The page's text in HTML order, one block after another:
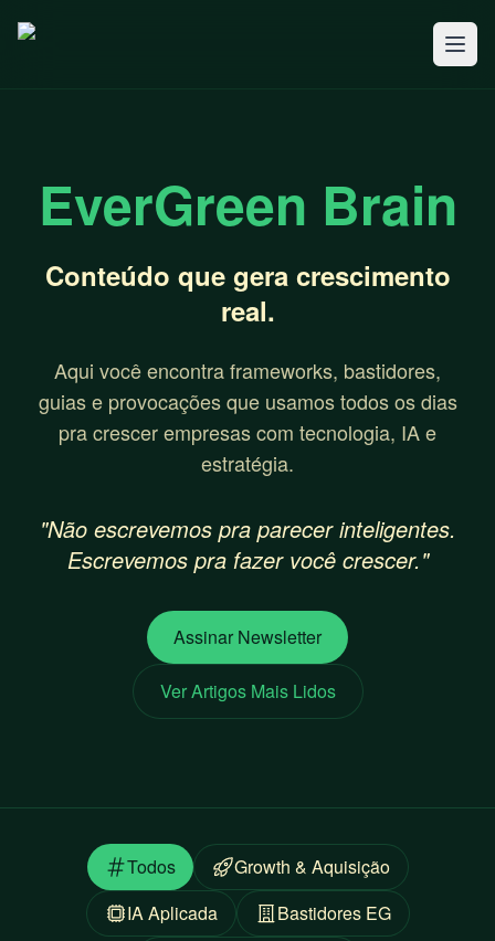
EverGreen Brain
Conteúdo que gera crescimento
real.
Aqui você encontra frameworks, bastidores,
guias e provocações que usamos todos os dias
pra crescer empresas com tecnologia, IA e
estratégia.
"Não escrevemos pra parecer inteligentes.
Escrevemos pra fazer você crescer."
Assinar Newsletter
Ver Artigos Mais Lidos
Todos
Growth & Aquisição
IA Aplicada
Bastidores EG